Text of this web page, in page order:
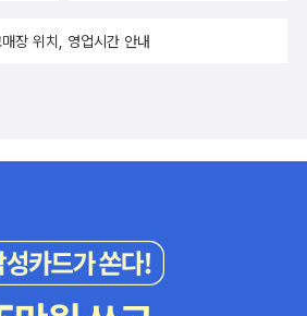
매장 위치, 영업시간 안내